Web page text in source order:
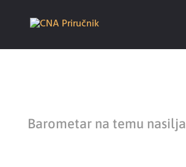
Barometar na temu nasilja